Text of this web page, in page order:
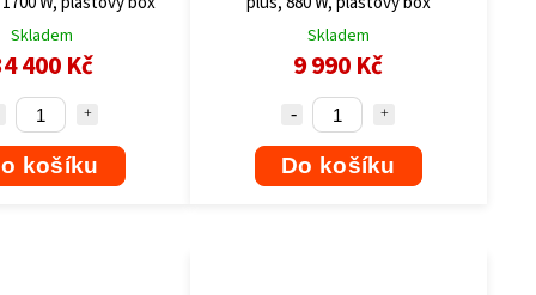
Skladem
400 Kč
košíku
Skladem
9 990 Kč
Do košíku